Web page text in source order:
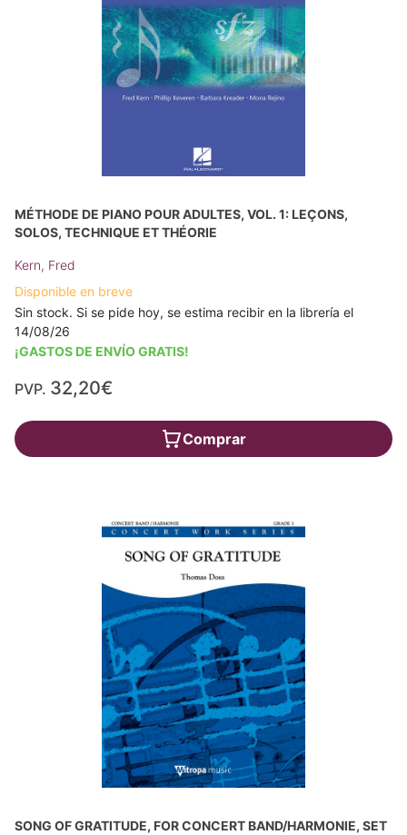
MÉTHODE DE PIANO POUR ADULTES, VOL. 1: LEÇONS,
SOLOS, TECHNIQUE ET THÉORIE
Kern, Fred
Disponible en breve
Sin stock. Si se pide hoy, se estima recibir en la librería el
14/08/26
¡GASTOS DE ENVÍO GRATIS!
PVP. 32,20€
Comprar
SONG OF GRATITUDE, FOR CONCERT BAND/HARMONIE, SET